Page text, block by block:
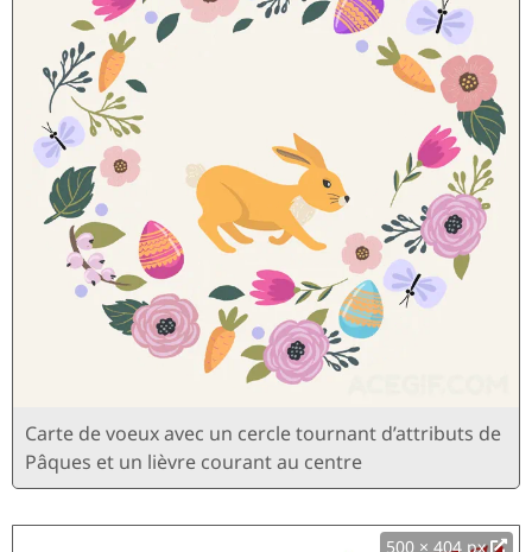
Carte de voeux avec un cercle tournant d’attributs de
Pâques et un lièvre courant au centre
500 × 404 px